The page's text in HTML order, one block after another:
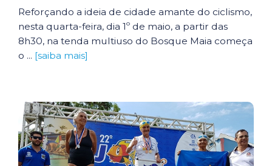
Reforçando a ideia de cidade amante do ciclismo,
nesta quarta-feira, dia 1º de maio, a partir das
8h30, na tenda multiuso do Bosque Maia começa
o ... [saiba mais]